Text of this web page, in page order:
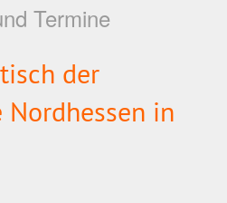
Termine
der
in